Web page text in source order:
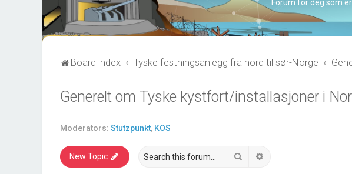
Forum for deg som
Board index Tyske festningsanlegg fra nord til sør-Norge
Generelt om Tyske kystfort/installasjoner i
Moderators: Stutzpunkt, KOS
New Topic Search